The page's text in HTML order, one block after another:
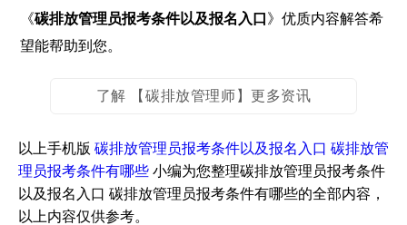
《碳排放管理员报考条件以及报名入口 》优质内容解答希
望能帮助到您。
了解 【碳排放管理师】更多资讯
以上手机版 碳排放管理员报考条件以及报名入口 碳排放管
理员报考条件有哪些 小编为您整理碳排放管理员报考条件
以及报名入口 碳排放管理员报考条件有哪些的全部内容，
以上内容仅供参考。